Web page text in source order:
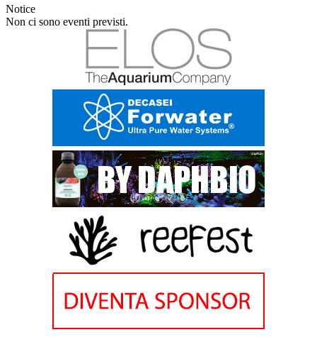
Notice
Non ci sono eventi previsti.